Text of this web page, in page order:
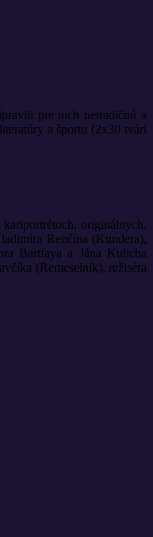
pre nich netradičnú a
a športu (2x30 tvári
originálnych,
Renčína (Kundera),
Bartfaya a Jána Kulicha
(Remeselník), režiséra